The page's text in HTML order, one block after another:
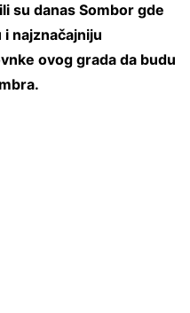
su danas Sombor gde
najznačajniju
ovog grada da budu